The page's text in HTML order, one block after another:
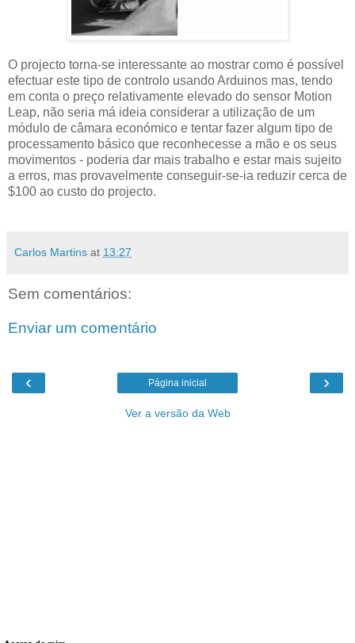
O projecto torna-se interessante ao mostrar como é possível
efectuar este tipo de controlo usando Arduinos mas, tendo
em conta o preço relativamente elevado do sensor Motion
Leap, não seria má ideia considerar a utilização de um
módulo de câmara económico e tentar fazer algum tipo de
processamento básico que reconhecesse a mão e os seus
movimentos - poderia dar mais trabalho e estar mais sujeito
a erros, mas provavelmente conseguir-se-ia reduzir cerca de
$100 ao custo do projecto.
Carlos Martins at 13:27
Sem comentários:
Enviar um comentário
‹ ›
Página inicial
Ver a versão da Web